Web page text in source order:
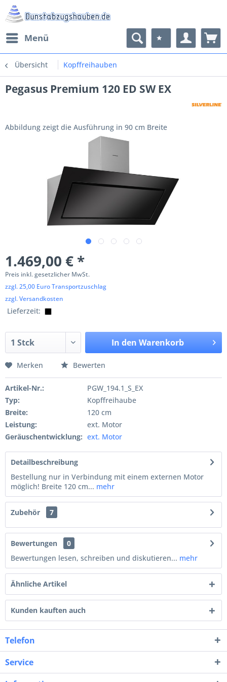
Menü
Übersicht Kopffreihauben
Pegasus Premium 120 ED SW EX
Abbildung zeigt die Ausführung in 90 cm Breite
1.469,00 € *
Preis inkl. gesetzlicher MwSt.
zzgl. 25,00 Euro Transportzuschlag
zzgl. Versandkosten
Lieferzeit:
In den Warenkorb
Merken Bewerten
Artikel-Nr.:
PGW_194.1_S_EX
Typ:
Kopffreihaube
Breite:
120 cm
Leistung:
ext. Motor
Geräuschentwicklung: ext. Motor
Detailbeschreibung
Bestellung nur in Verbindung mit einem externen Motor
möglich! Breite 120 cm... mehr
Zubehör 7
Bewertungen
0
Bewertungen lesen, schreiben und diskutieren... mehr
Ähnliche Artikel
Kunden kauften auch
Telefon
Service